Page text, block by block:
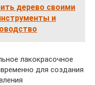
дерево своими
и
лакокрасочное
для создания